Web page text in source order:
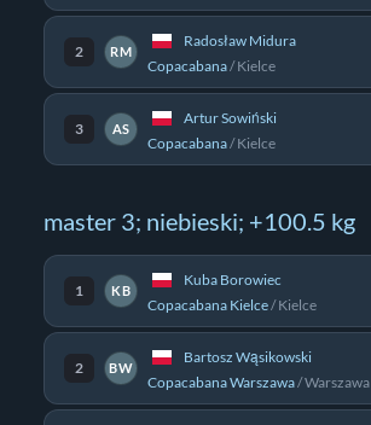
2 RM
Radosław Midura
Copacabana/Kielce
3 AS
Artur Sowiński
Copacabana/Kielce
master 3; niebieski; +100.5 kg
1 KB
Kuba Borowiec
Copacabana Kielce/Kielce
2 BW
Bartosz Wąsikowski
Copacabana Warszawa/Warszawa